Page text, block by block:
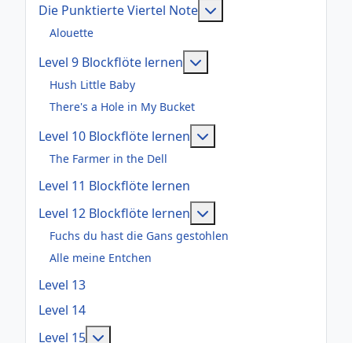
Die Punktierte Viertel Note
Alouette
Level 9 Blockflöte lernen
Hush Little Baby
There's a Hole in My Bucket
Level 10 Blockflöte lernen
The Farmer in the Dell
Level 11 Blockflöte lernen
Level 12 Blockflöte lernen
Fuchs du hast die Gans gestohlen
Alle meine Entchen
Level 13
Level 14
Level 15